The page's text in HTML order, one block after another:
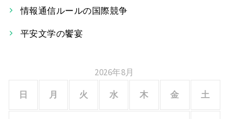
シ
ョ
情報通信ルールの国際競争
平安文学の饗宴
2026年8月
日
月 火 水 木 金 土